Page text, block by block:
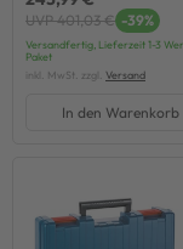
UVP 401,03 € -39%
Versandfertig, Lieferzeit 1-3
Paket
inkl. MwSt. zzgl. Versand
In den Warenkorb